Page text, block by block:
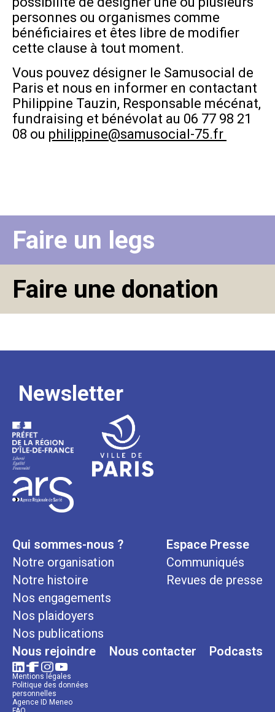
personnes ou organismes comme
bénéficiaires et êtes libre de modifier
cette clause à tout moment.
Vous pouvez désigner le Samusocial de
Paris et nous en informer en contactant
Philippine Tauzin, Responsable mécénat,
fundraising et bénévolat au 06 77 98 21
08 ou philippine@samusocial-75.fr
Faire un legs
Faire une donation
Newsletter
Qui sommes-nous ?
Notre organisation
Notre histoire
Nos engagements
Nos plaidoyers
Nos publications
Espace Presse
Communiqués
Revues de presse
Nous rejoindre Nous contacter Podcasts
Mentions légales
Politique des données
personnelles
Agence ID Meneo